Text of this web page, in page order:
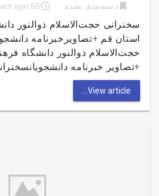
bookmark دسته‌بندی نشده access_time
56 years ago
سخنرانی حجت‌الاسلام ذوالنور
استان قم +تصاویرخبرنامه
حجت‌الاسلام ذوالنور دانشگاه
+تصاویر خبرنامه
View article...